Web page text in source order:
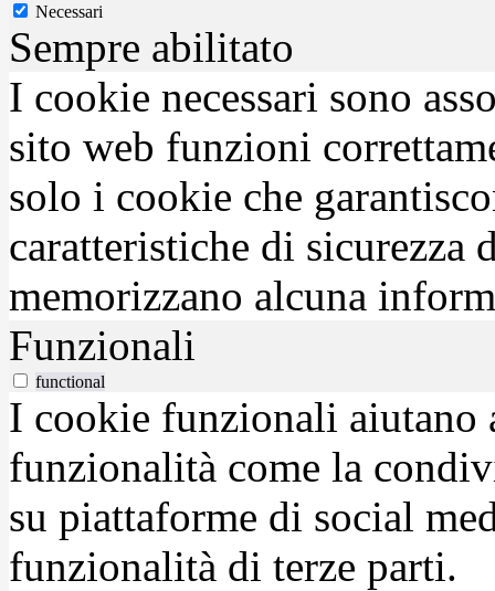
Necessari
Sempre abilitato
I cookie necessari sono
sito web funzioni
solo i cookie che
caratteristiche di sicurezza
memorizzano alcuna
Funzionali
functional
I cookie funzionali aiutano
funzionalità come la
su piattaforme di social
funzionalità di terze parti.